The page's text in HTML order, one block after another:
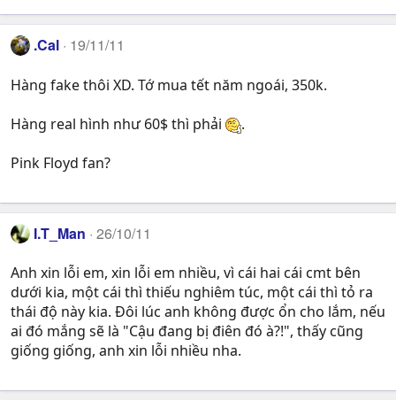
.Cal 19/11/11
Hàng fake thôi XD. Tớ mua tết năm ngoái, 350k.
Hàng real hình như 60$ thì phải
.
Pink Floyd fan?
I.T_Man 26/10/11
Anh xin lỗi em, xin lỗi em nhiều, vì cái hai cái cmt bên
dưới kia, một cái thì thiếu nghiêm túc, một cái thì tỏ ra
thái độ này kia. Đôi lúc anh không được ổn cho lắm, nếu
ai đó mắng sẽ là "Cậu đang bị điên đó à?!", thấy cũng
giống giống, anh xin lỗi nhiều nha.